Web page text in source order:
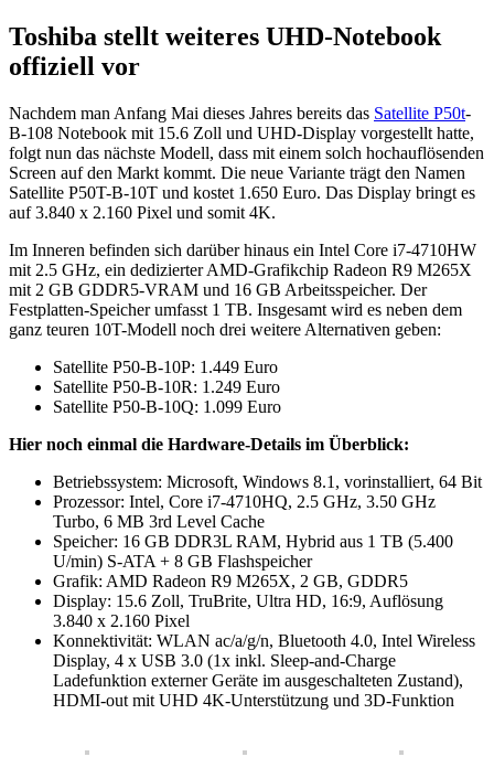
Toshiba stellt weiteres UHD-Notebook
offiziell vor
Nachdem man Anfang Mai dieses Jahres bereits das Satellite P50t-
B-108 Notebook mit 15.6 Zoll und UHD-Display vorgestellt hatte,
folgt nun das nächste Modell, dass mit einem solch hochauflösenden
Screen auf den Markt kommt. Die neue Variante trägt den Namen
Satellite P50T-B-10T und kostet 1.650 Euro. Das Display bringt es
auf 3.840 x 2.160 Pixel und somit 4K.
Im Inneren befinden sich darüber hinaus ein Intel Core i7-4710HW
mit 2.5 GHz, ein dedizierter AMD-Grafikchip Radeon R9 M265X
mit 2 GB GDDR5-VRAM und 16 GB Arbeitsspeicher. Der
Festplatten-Speicher umfasst 1 TB. Insgesamt wird es neben dem
ganz teuren 10T-Modell noch drei weitere Alternativen geben:
Satellite P50-B-10P: 1.449 Euro
Satellite P50-B-10R: 1.249 Euro
Satellite P50-B-10Q: 1.099 Euro
Hier noch einmal die Hardware-Details im Überblick:
Betriebssystem: Microsoft, Windows 8.1, vorinstalliert, 64 Bit
Prozessor: Intel, Core i7-4710HQ, 2.5 GHz, 3.50 GHz
Turbo, 6 MB 3rd Level Cache
Speicher: 16 GB DDR3L RAM, Hybrid aus 1 TB (5.400
U/min) S-ATA + 8 GB Flashspeicher
Grafik: AMD Radeon R9 M265X, 2 GB, GDDR5
Display: 15.6 Zoll, TruBrite, Ultra HD, 16:9, Auflösung
3.840 x 2.160 Pixel
Konnektivität: WLAN ac/a/g/n, Bluetooth 4.0, Intel Wireless
Display, 4 x USB 3.0 (1x inkl. Sleep-and-Charge
Ladefunktion externer Geräte im ausgeschalteten Zustand),
HDMI-out mit UHD 4K-Unterstützung und 3D-Funktion